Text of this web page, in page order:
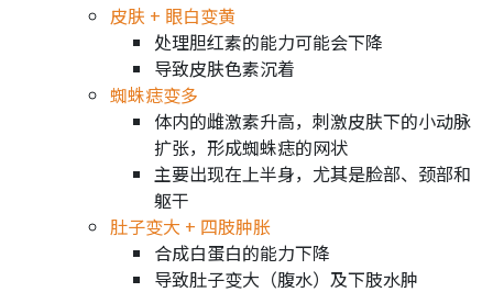
皮肤 + 眼白变黄
处理胆红素的能力可能会下降
导致皮肤色素沉着
蜘蛛痣变多
体内的雌激素升高，刺激皮肤下的小动脉
扩张，形成蜘蛛痣的网状
主要出现在上半身，尤其是脸部、颈部和
躯干
肚子变大 + 四肢肿胀
合成白蛋白的能力下降
导致肚子变大（腹水）及下肢水肿